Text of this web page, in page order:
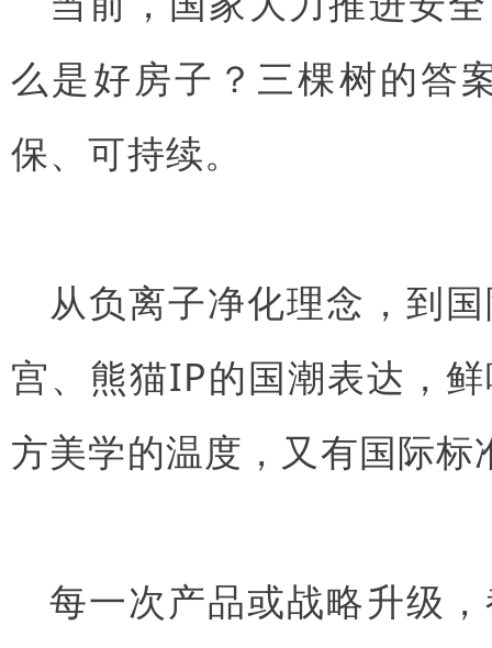
么是好房子？三棵树的答
保、可持续。
从负离子净化理念，到
宫、熊猫IP的国潮表达，
方美学的温度，又有国际标
每一次产品或战略升级